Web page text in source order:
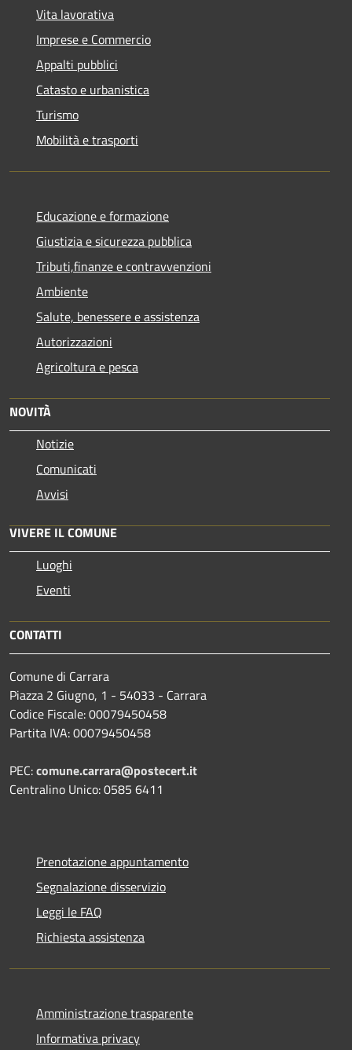
Vita lavorativa
Imprese e Commercio
Appalti pubblici
Catasto e urbanistica
Turismo
Mobilità e trasporti
Educazione e formazione
Giustizia e sicurezza pubblica
Tributi,finanze e contravvenzioni
Ambiente
Salute, benessere e assistenza
Autorizzazioni
Agricoltura e pesca
NOVITÀ
Notizie
Comunicati
Avvisi
VIVERE IL COMUNE
Luoghi
Eventi
CONTATTI
Comune di Carrara
Piazza 2 Giugno, 1 - 54033 - Carrara
Codice Fiscale: 00079450458
Partita IVA: 00079450458
PEC:comune.carrara@postecert.it
Centralino Unico: 0585 6411
Prenotazione appuntamento
Segnalazione disservizio
Leggi le FAQ
Richiesta assistenza
Amministrazione trasparente
Informativa privacy